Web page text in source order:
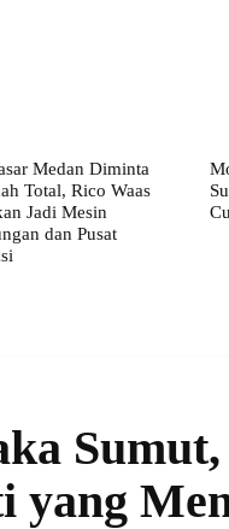
Medan Diminta
Total, Rico Waas
Jadi Mesin
dan Pusat
yang